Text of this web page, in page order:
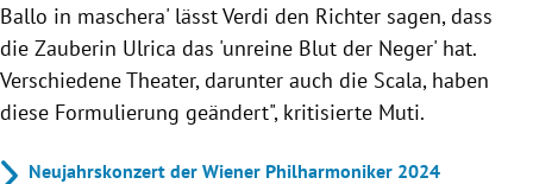
Ballo in maschera' lässt Verdi den Richter sagen, dass
die Zauberin Ulrica das 'unreine Blut der Neger' hat.
Verschiedene Theater, darunter auch die Scala, haben
diese Formulierung geändert", kritisierte Muti.
Neujahrskonzert der Wiener Philharmoniker 2024